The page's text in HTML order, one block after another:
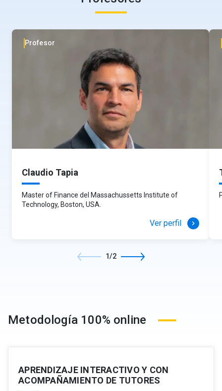
Profesor
Claudio Tapia
Master of Finance del Massachussetts Institute of
Technology, Boston, USA.
Ver perfil keyboard_arrow_right
1/2
Metodología 100% online
APRENDIZAJE INTERACTIVO Y CON
ACOMPAÑAMIENTO DE TUTORES